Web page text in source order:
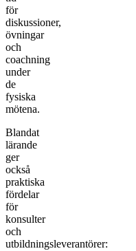
för
diskussioner,
övningar
och
coachning
under
de
fysiska
mötena.
Blandat
lärande
ger
också
praktiska
fördelar
för
konsulter
och
utbildningsleverantörer: